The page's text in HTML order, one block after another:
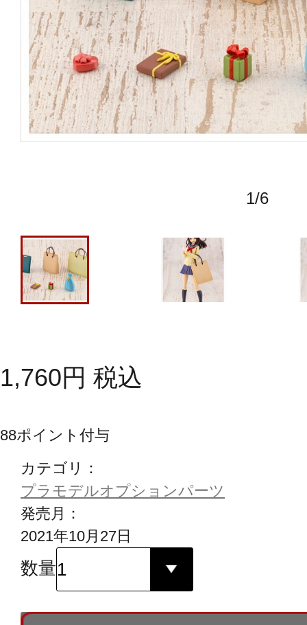
1/6
1,760円 税込
88ポイント付与
カテゴリ：
プラモデルオプションパーツ
発売月：
2021年10月27日
数量